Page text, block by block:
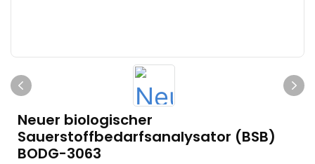
Neuer biologischer
Sauerstoffbedarfsanalysator (BSB)
BODG-3063